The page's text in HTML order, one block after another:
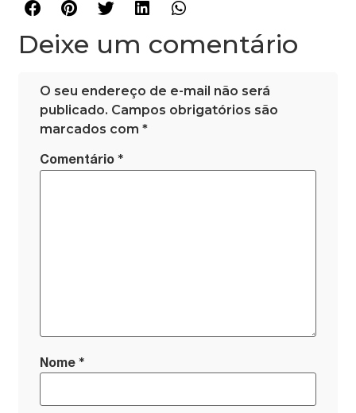
Deixe um comentário
O seu endereço de e-mail não será
publicado. Campos obrigatórios são
marcados com*
Comentário*
Nome*